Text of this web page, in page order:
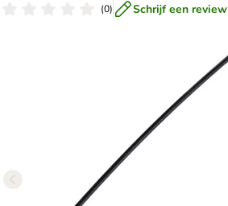
(0) Schrijf een review